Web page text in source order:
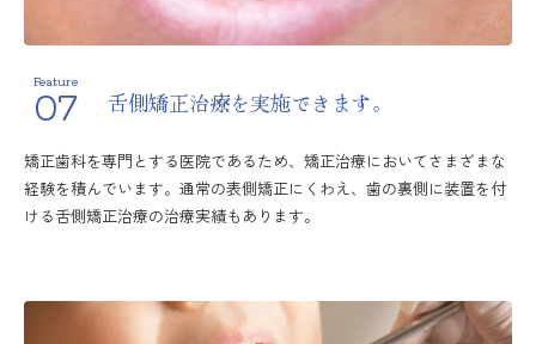
Feature
07 舌側矯正治療を実施できます。
矯正歯科を専門とする医院であるため、矯正治療においてさまざまな
経験を積んでいます。通常の表側矯正にくわえ、歯の裏側に装置を付
ける舌側矯正治療の治療実績もあります。